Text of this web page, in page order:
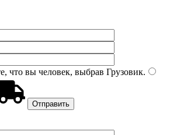
что вы человек, выбрав Грузовик.